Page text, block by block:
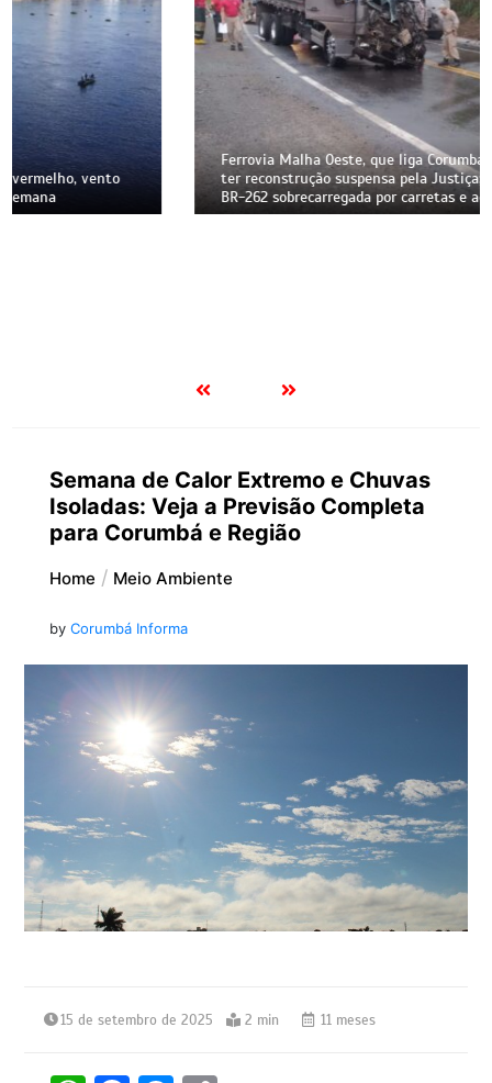
Ferrovia Malha Oeste, que liga Corumbá a São Paulo, pode
ter reconstrução suspensa pela Justiça; atraso mantém
BR-262 sobrecarregada por carretas e acidentes
Semana de Calor Extremo e Chuvas
Isoladas: Veja a Previsão Completa
para Corumbá e Região
Home Meio Ambiente
by Corumbá Informa
15 de setembro de 2025 2 min 11 meses